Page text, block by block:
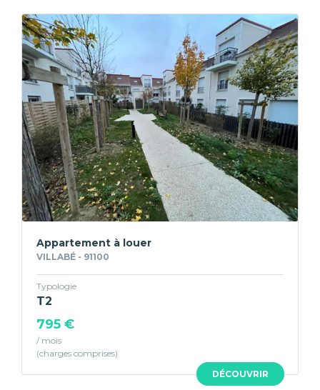
DÉCOUVRIR
Appartement à louer
VILLABÉ - 91100
Typologie
T2
795 €
/ mois